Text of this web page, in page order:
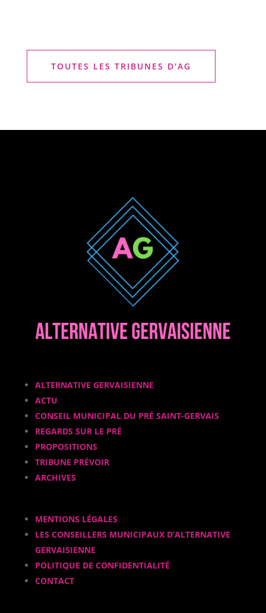
TOUTES LES TRIBUNES D'AG
ALTERNATIVE GERVAISIENNE
ACTU
CONSEIL MUNICIPAL DU PRÉ SAINT-GERVAIS
REGARDS SUR LE PRÉ
PROPOSITIONS
TRIBUNE PRÉVOIR
ARCHIVES
MENTIONS LÉGALES
LES CONSEILLERS MUNICIPAUX D’ALTERNATIVE
GERVAISIENNE
POLITIQUE DE CONFIDENTIALITÉ
CONTACT